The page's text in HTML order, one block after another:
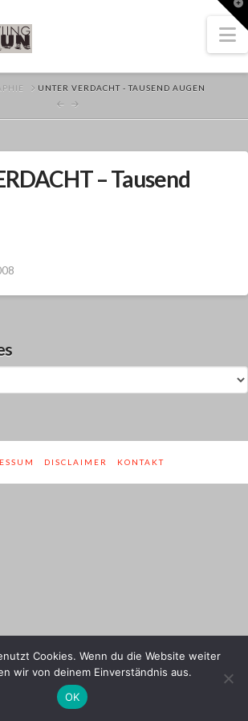
UNTER VERDACHT - TAUSEND AUGEN
– Tausend
DISCLAIMER KONTAKT
Cookies. Wenn du die Website weiter
wir von deinem Einverständnis aus.
OK